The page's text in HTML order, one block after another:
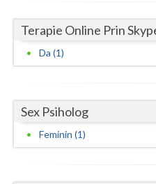
Suceava
Teleorman
Tulcea
Valcea
Terapie Online Prin
Da (1)
Sex Psiholog
Feminin (1)